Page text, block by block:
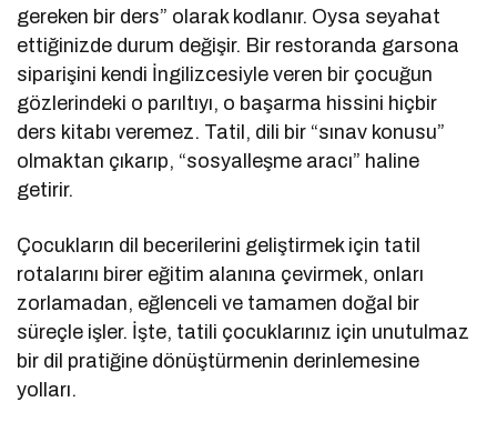
gereken bir ders” olarak kodlanır. Oysa seyahat
ettiğinizde durum değişir. Bir restoranda garsona
siparişini kendi İngilizcesiyle veren bir çocuğun
gözlerindeki o parıltıyı, o başarma hissini hiçbir
ders kitabı veremez. Tatil, dili bir “sınav konusu”
olmaktan çıkarıp, “sosyalleşme aracı” haline
getirir.
Çocukların dil becerilerini geliştirmek için tatil
rotalarını birer eğitim alanına çevirmek, onları
zorlamadan, eğlenceli ve tamamen doğal bir
süreçle işler. İşte, tatili çocuklarınız için unutulmaz
bir dil pratiğine dönüştürmenin derinlemesine
yolları.